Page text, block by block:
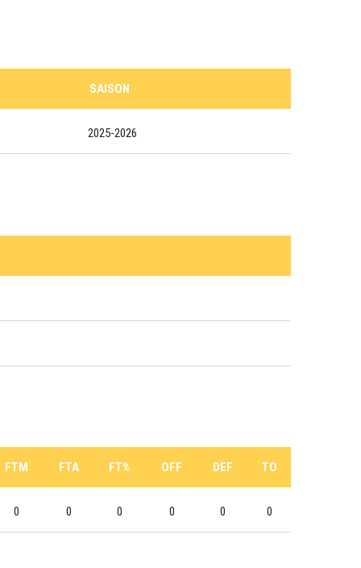
SAISON
2025-2026
FTM FTA FT% OFF DEF TO
0 0 0 0 0 0